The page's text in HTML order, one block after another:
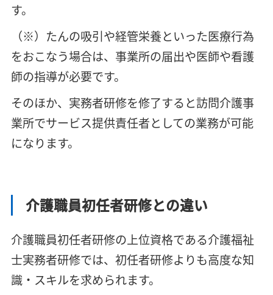
す。
（※）たんの吸引や経管栄養といった医療行為
をおこなう場合は、事業所の届出や医師や看護
師の指導が必要です。
そのほか、実務者研修を修了すると訪問介護事
業所でサービス提供責任者としての業務が可能
になります。
介護職員初任者研修との違い
介護職員初任者研修の上位資格である介護福祉
士実務者研修では、初任者研修よりも高度な知
識・スキルを求められます。